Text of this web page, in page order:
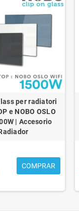
per radiatori
e NOBO OSLO
| Accesorio
COMPRAR